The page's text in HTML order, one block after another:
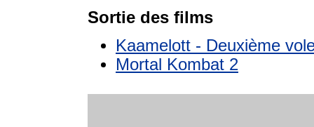
Sortie des films
Kaamelott - Deuxième
Mortal Kombat 2